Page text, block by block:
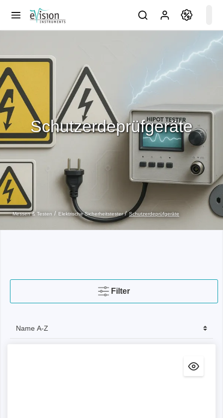
Messen & Testen Elektrische Sicherheitstester Schutzerdeprüfgeräte
Schutzerdeprüfgeräte
Filter